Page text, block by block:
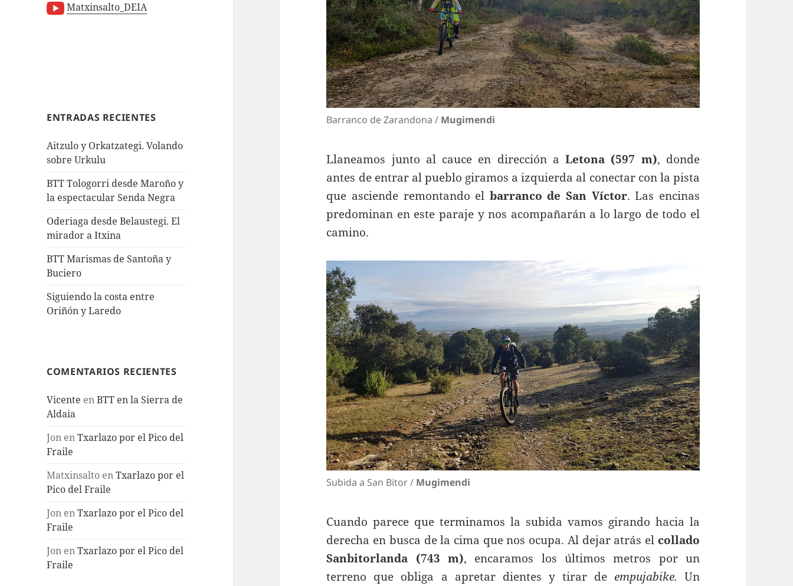
Matxinsalto_DEIA
ENTRADAS RECIENTES
Aitzulo y Orkatzategi. Volando
sobre Urkulu
BTT Tologorri desde Maroño y
la espectacular Senda Negra
Oderiaga desde Belaustegi. El
mirador a Itxina
BTT Marismas de Santoña y
Buciero
Siguiendo la costa entre
Oriñón y Laredo
COMENTARIOS RECIENTES
Vicente enBTT en la Sierra de
Aldaia
Jon enTxarlazo por el Pico del
Fraile
Matxinsalto enTxarlazo por el
Pico del Fraile
Jon enTxarlazo por el Pico del
Fraile
Jon enTxarlazo por el Pico del
Fraile
Barranco de Zarandona / Mugimendi
Llaneamos junto al cauce en dirección aLetona (597 m), donde
antes de entrar al pueblo giramos a izquierda al conectar con la pista
que asciende remontando el barranco de San Víctor. Las encinas
predominan en este paraje y nos acompañarán a lo largo de todo el
camino.
Subida a San Bitor / Mugimendi
Cuando parece que terminamos la subida vamos girando hacia la
derecha en busca de la cima que nos ocupa. Al dejar atrás el collado
Sanbitorlanda (743 m), encaramos los últimos metros por un
terreno que obliga a apretar dientes y tirar de empujabike. Un